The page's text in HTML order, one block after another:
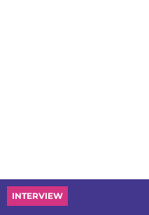
INTERVIEW